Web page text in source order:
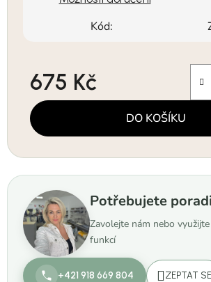
Kód:
675 Kč
Měrná cena:
DO KOŠÍKU
Potřebujete
Zavolejte nám nebo
funkcí
+421 918 669 804 ZEPTAT SE